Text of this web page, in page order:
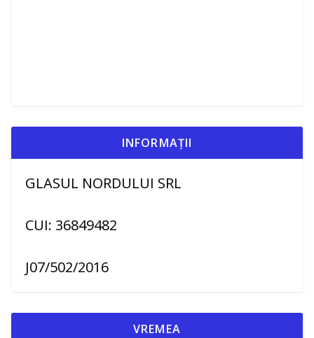
INFORMAȚII
GLASUL NORDULUI SRL
CUI: 36849482
J07/502/2016
VREMEA